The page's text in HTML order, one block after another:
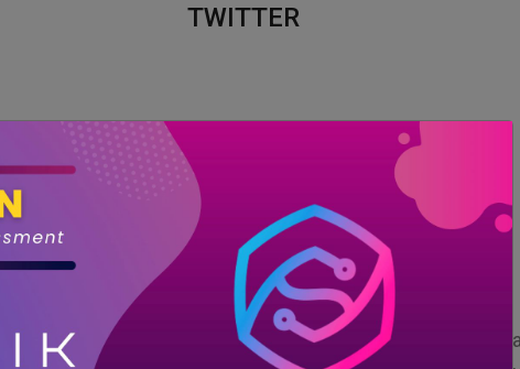
TWITTER
ПОЧЕМУ ВЫБРАЛИ НАС
О Нас
О компании USaMSA - это компания, основанная в